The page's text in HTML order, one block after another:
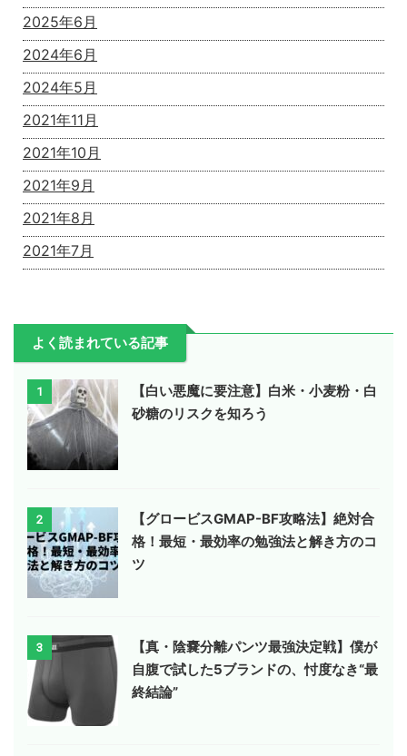
2025年6月
2024年6月
2024年5月
2021年11月
2021年10月
2021年9月
2021年8月
2021年7月
よく読まれている記事
1
【白い悪魔に要注意】白米・小麦粉・白
砂糖のリスクを知ろう
2
【グロービスGMAP-BF攻略法】絶対合
格！最短・最効率の勉強法と解き方のコ
ツ
3
【真・陰嚢分離パンツ最強決定戦】僕が
自腹で試した5ブランドの、忖度なき“最
終結論”